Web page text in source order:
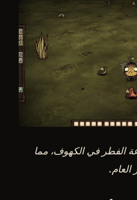
الفطر في الكهوف، مما